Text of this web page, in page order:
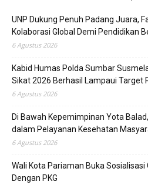
UNP Dukung Penuh Padang Juara,
Kolaborasi Global Demi Pendidikan
6 Agustus 2026
Kabid Humas Polda Sumbar
Sikat 2026 Berhasil Lampaui Target
6 Agustus 2026
Di Bawah Kepemimpinan Yota
dalam Pelayanan Kesehatan
6 Agustus 2026
Wali Kota Pariaman Buka Sosialisasi
Dengan PKG